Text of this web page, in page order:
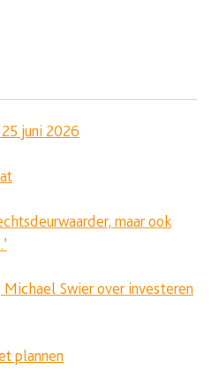
juni 2026
maar ook
Swier over investeren
plannen